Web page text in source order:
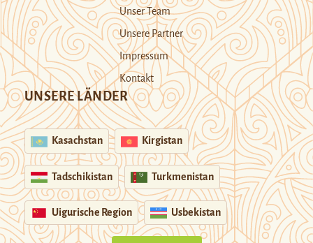
Unser Team
Unsere Partner
Impressum
Kontakt
UNSERE LÄNDER
Kasachstan Kirgistan
Tadschikistan Turkmenistan
Uigurische Region Usbekistan